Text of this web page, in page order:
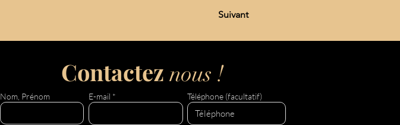
Suivant
Contactez nous !
Nom, Prénom E-mail Téléphone (facultatif)